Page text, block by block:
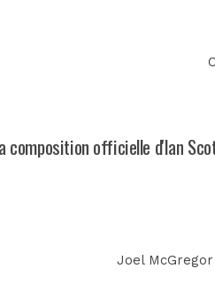
composition officielle d'Ian
Joel